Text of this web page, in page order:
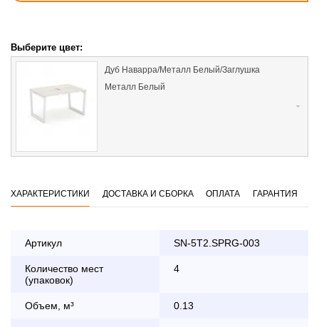
Выберите цвет:
Дуб Наварра/Металл Белый/Заглушка
Металл Белый
ХАРАКТЕРИСТИКИ ДОСТАВКА И СБОРКА ОПЛАТА ГАРАНТИЯ
Артикул SN-5T2.SPRG-003
Количество мест
(упаковок)
4
Объем, м³ 0.13
заказа банковской картой